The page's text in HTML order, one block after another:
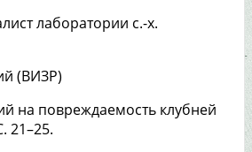
лаборатории с.-х.
(ВИЗР)
на повреждаемость клубней
21–25.